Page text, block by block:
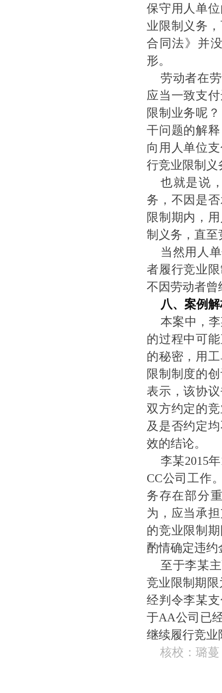
保守用人单
业限制义务
合同法》并
形。
劳动者在
应当一致支
限制业务呢
干问题的解
向用人单位
行竞业限制义
也就是说
务，不因是
限制期内，
制义务，直至
当然用人
者履行竞业
不因劳动者曾
八、案例
本案中，
的过程中可
的秘密，用
限制制度的
表示，该协
双方约定的
及是否约定
效的结论。
李某2015
CC公司工作
务存在部分
为，应当承
的竞业限制
酌情确定违
至于李某
竞业限制期
经判令李某
于AA公司已
继续履行竞业
核校：璐蔓